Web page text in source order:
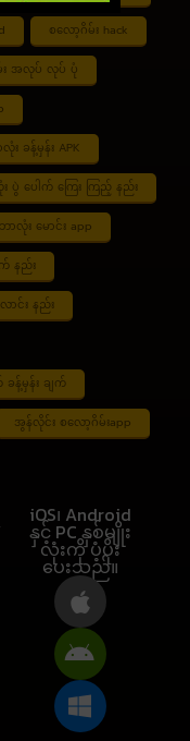
စလော့ဂိမ်း hack
း အလုပ် လုပ် ပုံ
း ခန့်မှန်း APK
ပွဲ ပေါက် ကြေး ကြည့် နည်း
ာလုံး မောင်း app
နည်း
ောင်း နည်း
န့်မှန်း ချက်
အွန်လိုင်း စလော့ဂိမ်းapp
iOS၊ Android
နှင့် PC နှစ်မျိုး
လုံးကို ပံ့ပိုး
ပေးသည်။